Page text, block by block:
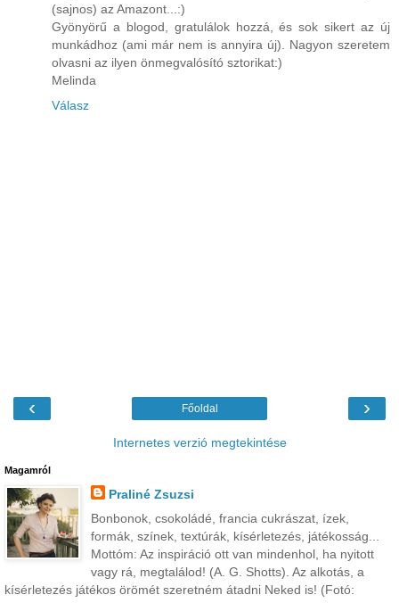
(sajnos) az Amazont...:)
Gyönyörű a blogod, gratulálok hozzá, és sok sikert az új
munkádhoz (ami már nem is annyira új). Nagyon szeretem
olvasni az ilyen önmegvalósító sztorikat:)
Melinda
Válasz
‹ ›
Főoldal
Internetes verzió megtekintése
Magamról
Praliné Zsuzsi
Bonbonok, csokoládé, francia cukrászat, ízek,
formák, színek, textúrák, kísérletezés, játékosság...
Mottóm: Az inspiráció ott van mindenhol, ha nyitott
vagy rá, megtalálod! (A. G. Shotts). Az alkotás, a
kísérletezés játékos örömét szeretném átadni Neked is! (Fotó: